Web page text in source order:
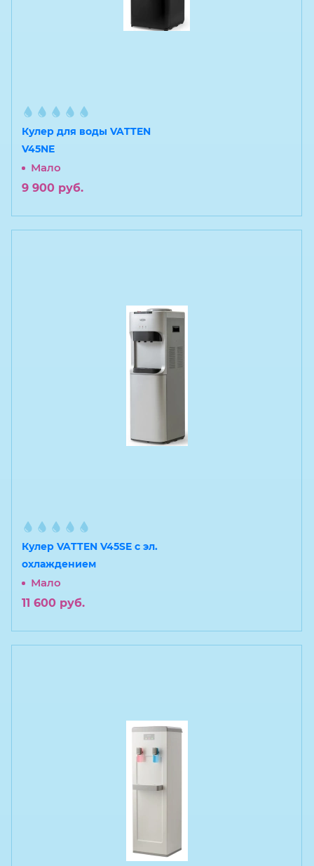
Кулер для воды VATTEN
V45NE
Мало
9 900 руб.
Кулер VATTEN V45SE с эл.
охлаждением
Мало
11 600 руб.